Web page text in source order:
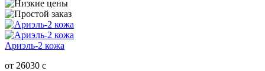
Ариэль-2 кожа
от 26030 c